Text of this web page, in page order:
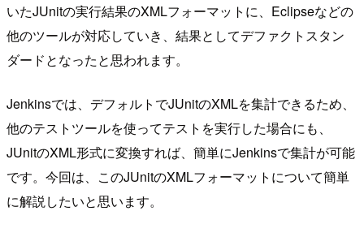
いたJUnitの実行結果のXMLフォーマットに、Eclipseなどの
他のツールが対応していき、結果としてデファクトスタン
ダードとなったと思われます。
Jenkinsでは、デフォルトでJUnitのXMLを集計できるため、
他のテストツールを使ってテストを実行した場合にも、
JUnitのXML形式に変換すれば、簡単にJenkinsで集計が可能
です。今回は、このJUnitのXMLフォーマットについて簡単
に解説したいと思います。